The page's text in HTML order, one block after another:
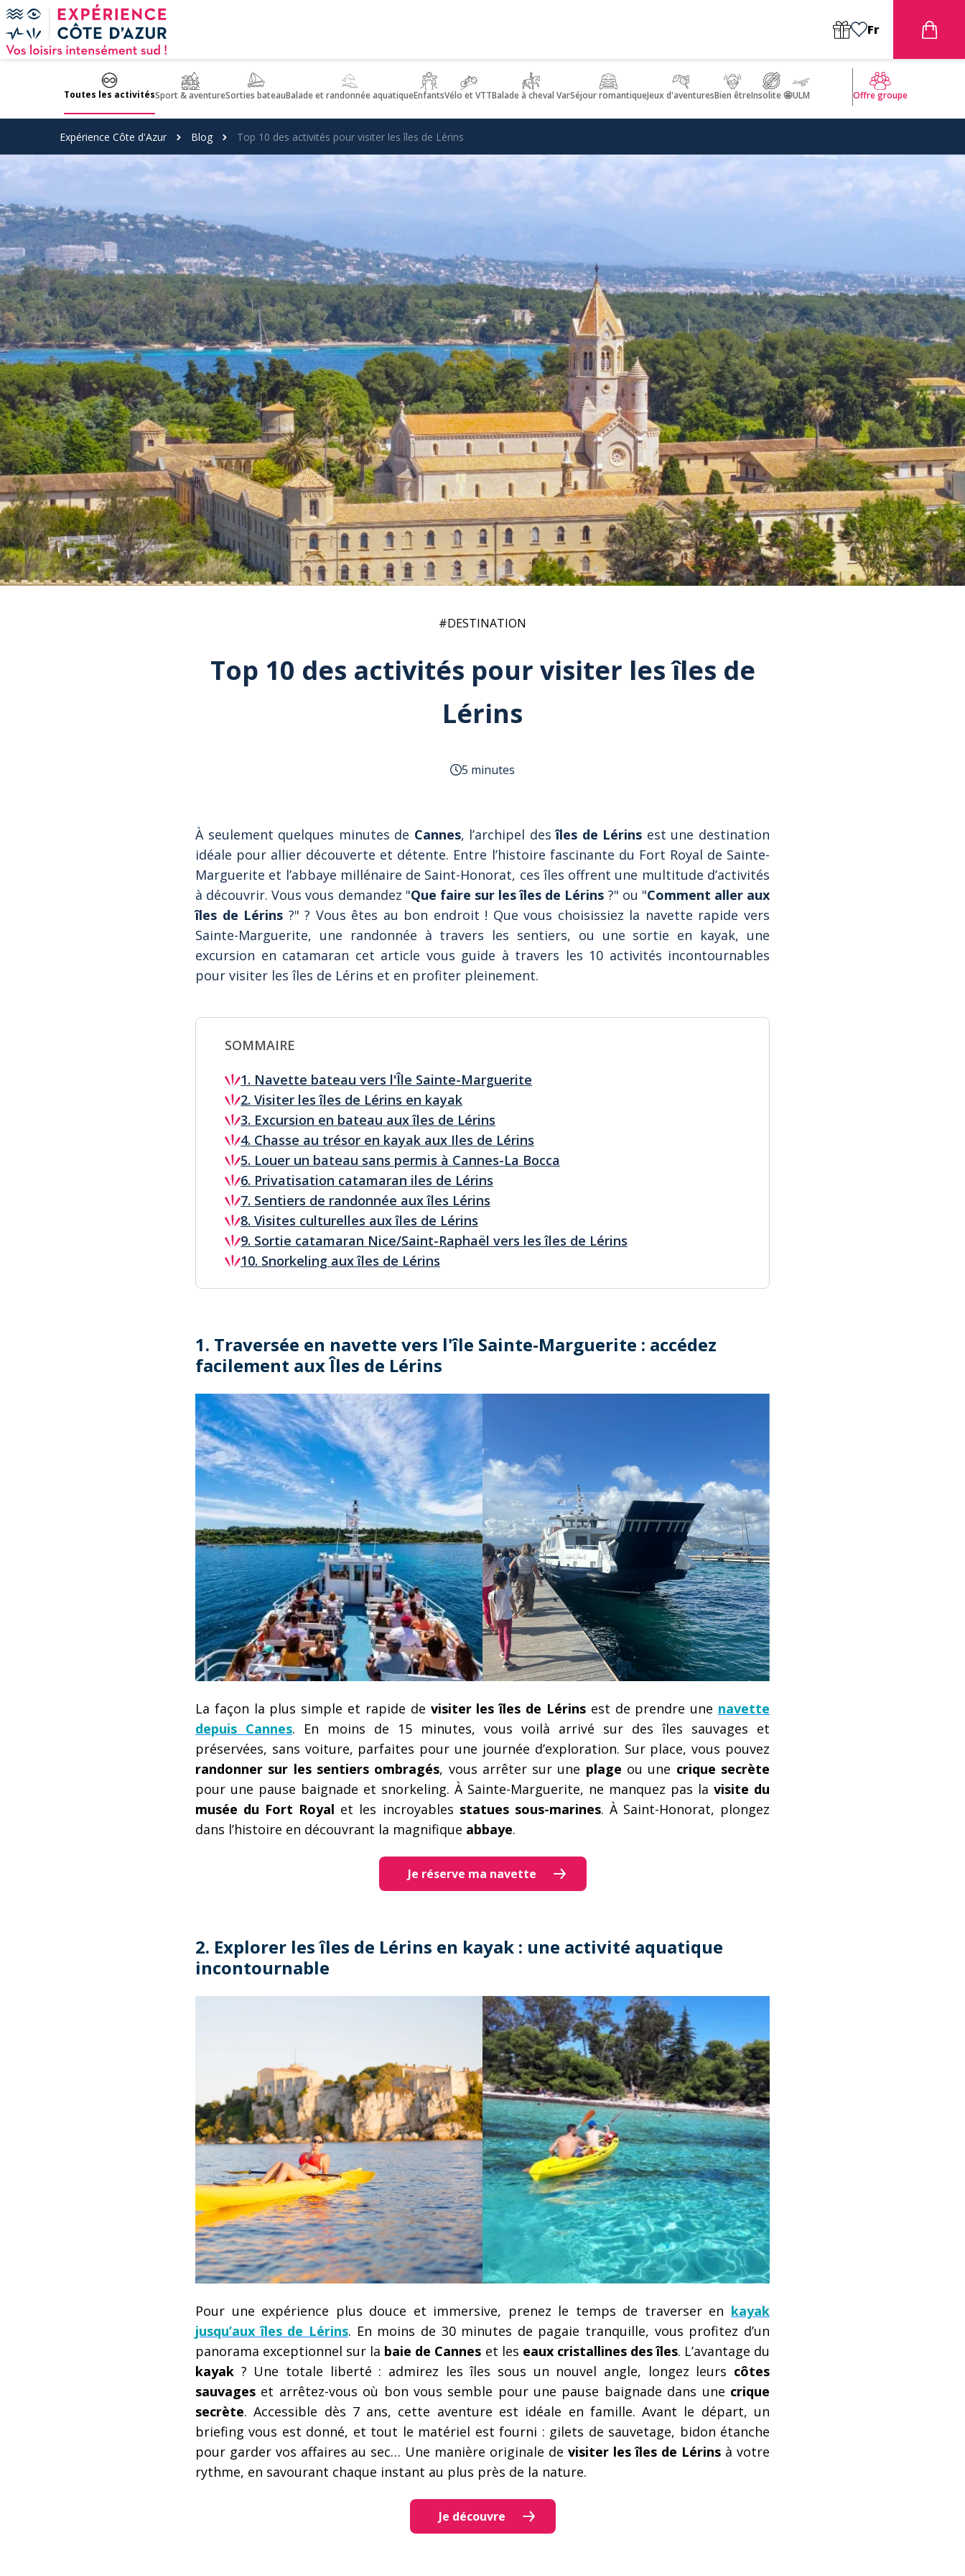
Panneau de gestion des cookies
Fr
Toutes les activitésSport & aventureSorties bateauBalade et randonnée aquatiqueEnfantsVélo et VTTBalade à cheval VarSéjour romantiqueJeux d'aventuresBien êtreInsolite 🤩ULM Offre groupe
Expérience Côte d'Azur Blog Top 10 des activités pour visiter les îles de Lérins
#DESTINATION
Top 10 des activités pour visiter les îles de
Lérins
5 minutes
À seulement quelques minutes de Cannes, l’archipel desîles de Lérins est une destination
idéale pour allier découverte et détente. Entre l’histoire fascinante du Fort Royal de Sainte-
Marguerite et l’abbaye millénaire de Saint-Honorat, ces îles offrent une multitude d’activités
à découvrir. Vous vous demandez "Que faire sur les îles de Lérins ?" ou "Comment aller aux
îles de Lérins ?" ? Vous êtes au bon endroit ! Que vous choisissiez la navette rapide vers
Sainte-Marguerite, une randonnée à travers les sentiers, ou une sortie en kayak, une
excursion en catamaran cet article vous guide à travers les 10 activités incontournables
pour visiter les îles de Lérins et en profiter pleinement.
SOMMAIRE
1. Navette bateau vers l'Île Sainte-Marguerite
2. Visiter les îles de Lérins en kayak
3. Excursion en bateau aux îles de Lérins
4. Chasse au trésor en kayak aux Iles de Lérins
5. Louer un bateau sans permis à Cannes-La Bocca
6. Privatisation catamaran iles de Lérins
7. Sentiers de randonnée aux îles Lérins
8. Visites culturelles aux îles de Lérins
9. Sortie catamaran Nice/Saint-Raphaël vers les îles de Lérins
10. Snorkeling aux îles de Lérins
1. Traversée en navette vers l'île Sainte-Marguerite : accédez
facilement aux Îles de Lérins
La façon la plus simple et rapide de visiter les îles de Lérinsest de prendre une navette
depuis Cannes. En moins de 15 minutes, vous voilà arrivé sur des îles sauvages et
préservées, sans voiture, parfaites pour une journée d’exploration. Sur place, vous pouvez
randonner sur les sentiers ombragés, vous arrêter sur une plage ou une crique secrète
pour une pause baignade et snorkeling. À Sainte-Marguerite, ne manquez pas la visite du
musée du Fort Royal et les incroyables statues sous-marines. À Saint-Honorat, plongez
dans l’histoire en découvrant la magnifique abbaye.
Je réserve ma navette
2. Explorer les îles de Lérins en kayak : une activité aquatique
incontournable
Pour une expérience plus douce et immersive, prenez le temps de traverser en kayak
jusqu’aux îles de Lérins. En moins de 30 minutes de pagaie tranquille, vous profitez d’un
panorama exceptionnel sur la baie de Cannes et les eaux cristallines des îles. L’avantage du
kayak ? Une totale liberté : admirez les îles sous un nouvel angle, longez leurs côtes
sauvages et arrêtez-vous où bon vous semble pour une pause baignade dans une crique
secrète. Accessible dès 7 ans, cette aventure est idéale en famille. Avant le départ, un
briefing vous est donné, et tout le matériel est fourni : gilets de sauvetage, bidon étanche
pour garder vos affaires au sec… Une manière originale de visiter les îles de Lérins à votre
rythme, en savourant chaque instant au plus près de la nature.
Je découvre